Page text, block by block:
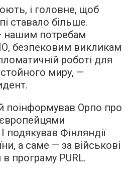
і головне, щоб
ставало більше.
нашим потребам
безпековим викликам
роботі для
миру, —
поінформував Орпо про
подякував Фінляндії
а саме — за військові
в програму PURL.